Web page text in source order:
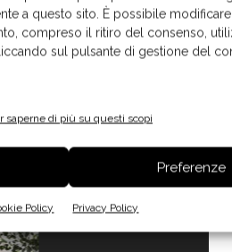
a questo sito. È possibile
compreso il ritiro del consenso,
sul pulsante di gestione del
saperne di più su questi scopi
Preferenze
Policy Privacy Policy
1 di 4